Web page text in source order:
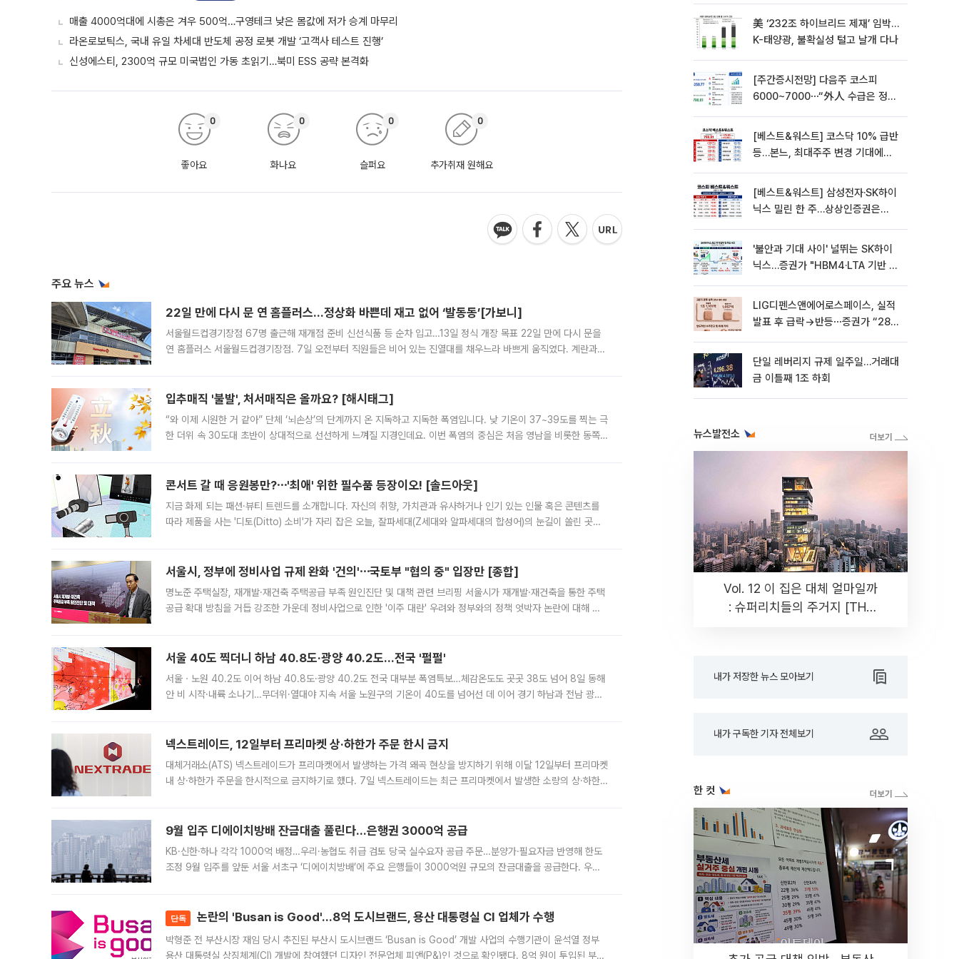
매출 4000억대에 시총은 겨우 500억…구영테크 낮은 몸값에 저가 승계 마무리
라온로보틱스, 국내 유일 차세대 반도체 공정 로봇 개발 ‘고객사 테스트 진행’
신성에스티, 2300억 규모 미국법인 가동 초읽기…북미 ESS 공략 본격화
좋아요
0
화나요
0
슬퍼요
0
추가취재 원해요
0
주요 뉴스
22일 만에 다시 문 연 홈플러스…정상화 바쁜데 재고 없어 ‘발동동’[가보니]
서울월드컵경기장점 67명 출근해 재개점 준비 신선식품 등 순차 입고…13일 정식 개장 목표 22일 만에 다시 문을
연 홈플러스 서울월드컵경기장점. 7일 오전부터 직원들은 비어 있는 진열대를 채우느라 바쁘게 움직였다. 계란과
입추매직 '불발', 처서매직은 올까요? [해시태그]
“와 이제 시원한 거 같아” 단체 ‘뇌손상’의 단계까지 온 지독하고 지독한 폭염입니다. 낮 기온이 37~39도를 찍는 극
한 더위 속 30도대 초반이 상대적으로 선선하게 느껴질 지경인데요. 이번 폭염의 중심은 처음 영남을 비롯한 동쪽
콘서트 갈 때 응원봉만?⋯'최애' 위한 필수품 등장이오! [솔드아웃]
지금 화제 되는 패션·뷰티 트렌드를 소개합니다. 자신의 취향, 가치관과 유사하거나 인기 있는 인물 혹은 콘텐츠를
따라 제품을 사는 '디토(Ditto) 소비'가 자리 잡은 오늘, 잘파세대(Z세대와 알파세대의 합성어)의 눈길이 쏠린 곳은
서울시, 정부에 정비사업 규제 완화 '건의'⋯국토부 "협의 중" 입장만 [종합]
명노준 주택실장, 재개발·재건축 주택공급 부족 원인진단 및 대책 관련 브리핑 서울시가 재개발·재건축을 통한 주택
공급 확대 방침을 거듭 강조한 가운데 정비사업으로 인한 '이주 대란' 우려와 정부와의 정책 엇박자 논란에 대해 정
서울 40도 찍더니 하남 40.8도·광양 40.2도…전국 '펄펄'
서울ㆍ노원 40.2도 이어 하남 40.8도·광양 40.2도 전국 대부분 폭염특보…체감온도도 곳곳 38도 넘어 8일 동해
안 비 시작·내륙 소나기…무더위·열대야 지속 서울 노원구의 기온이 40도를 넘어선 데 이어 경기 하남과 전남 광양
넥스트레이드, 12일부터 프리마켓 상·하한가 주문 한시 금지
대체거래소(ATS) 넥스트레이드가 프리마켓에서 발생하는 가격 왜곡 현상을 방지하기 위해 이달 12일부터 프리마켓
내 상·하한가 주문을 한시적으로 금지하기로 했다. 7일 넥스트레이드는 최근 프리마켓에서 발생한 소량의 상·하한
9월 입주 디에이치방배 잔금대출 풀린다…은행권 3000억 공급
KB·신한·하나 각각 1000억 배정…우리·농협도 취급 검토 당국 실수요자 공급 주문…분양가·필요자금 반영해 한도
조정 9월 입주를 앞둔 서울 서초구 ‘디에이치방배’에 주요 은행들이 3000억원 규모의 잔금대출을 공급한다. 우리
단독 논란의 'Busan is Good'…8억 도시브랜드, 용산 대통령실 CI 업체가 수행
박형준 전 부산시장 재임 당시 추진된 부산시 도시브랜드 ‘Busan is Good’ 개발 사업의 수행기관이 윤석열 정부
용산 대통령실 상징체계(CI) 개발에 참여했던 디자인 전문업체 피앤(P&)인 것으로 확인됐다. 8억 원이 투입된 부산
美 ‘232조 하이브리드 제재’ 임박…
K-태양광, 불확실성 털고 날개 다나
[주간증시전망] 다음주 코스피
6000~7000⋯“外人 수급은 정책
[베스트&워스트] 코스닥 10% 급반
등…본느, 최대주주 변경 기대에
[베스트&워스트] 삼성전자·SK하이
닉스 밀린 한 주…상상인증권은
'불안과 기대 사이' 널뛰는 SK하이
닉스…증권가 "HBM4·LTA 기반 펀
LIG디펜스앤에어로스페이스, 실적
발표 후 급락→반등⋯증권가 “28년
단일 레버리지 규제 일주일…거래대
금 이틀째 1조 하회
뉴스발전소
Vol. 12 이 집은 대체 얼마일까
: 슈퍼리치들의 주거지 [THE
내가 저장한 뉴스 모아보기
내가 구독한 기자 전체보기
한 컷